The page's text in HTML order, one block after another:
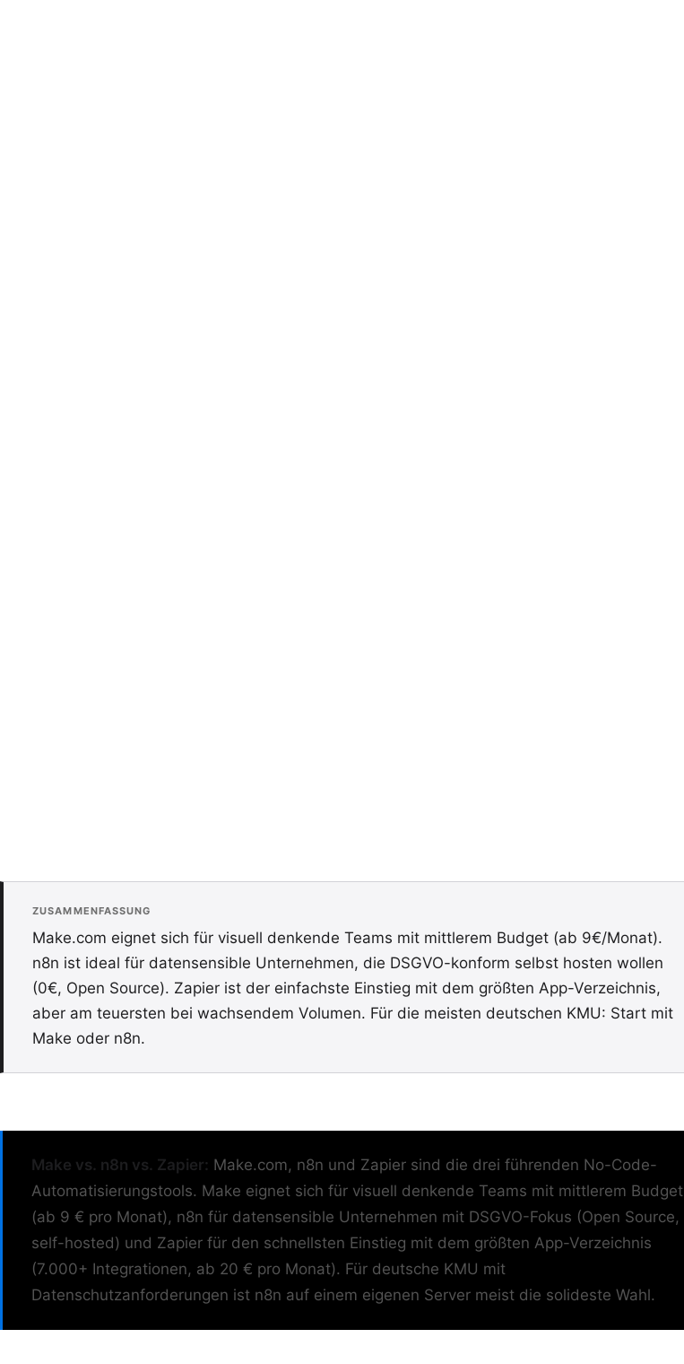
ZUSAMMENFASSUNG
Make.com eignet sich für visuell denkende Teams mit mittlerem Budget (ab 9€/Monat).
n8n ist ideal für datensensible Unternehmen, die DSGVO-konform selbst hosten wollen
(0€, Open Source). Zapier ist der einfachste Einstieg mit dem größten App-Verzeichnis,
aber am teuersten bei wachsendem Volumen. Für die meisten deutschen KMU: Start mit
Make oder n8n.
Make vs. n8n vs. Zapier: Make.com, n8n und Zapier sind die drei führenden No-Code-
Automatisierungstools. Make eignet sich für visuell denkende Teams mit mittlerem Budget
(ab 9 € pro Monat), n8n für datensensible Unternehmen mit DSGVO-Fokus (Open Source,
self-hosted) und Zapier für den schnellsten Einstieg mit dem größten App-Verzeichnis
(7.000+ Integrationen, ab 20 € pro Monat). Für deutsche KMU mit
Datenschutzanforderungen ist n8n auf einem eigenen Server meist die solideste Wahl.